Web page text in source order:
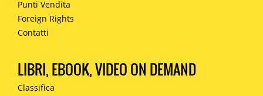
Punti Vendita
Foreign Rights
Contatti
LIBRI, EBOOK, VIDEO ON DEMAND
Classifica